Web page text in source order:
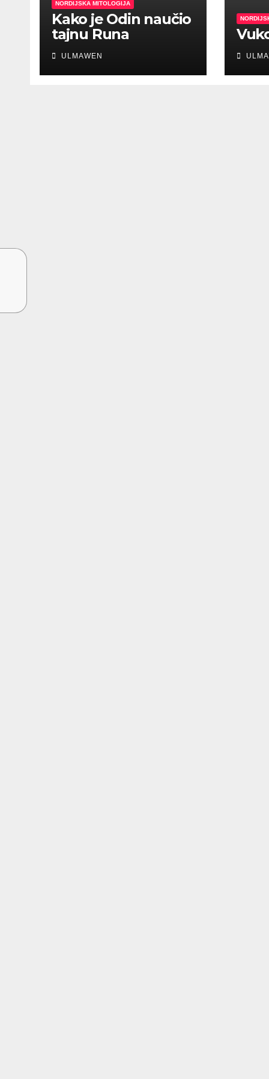
NORDIJSKA MITOLOGIJA
Kako je Odin naučio
tajnu Runa
ULMAWEN